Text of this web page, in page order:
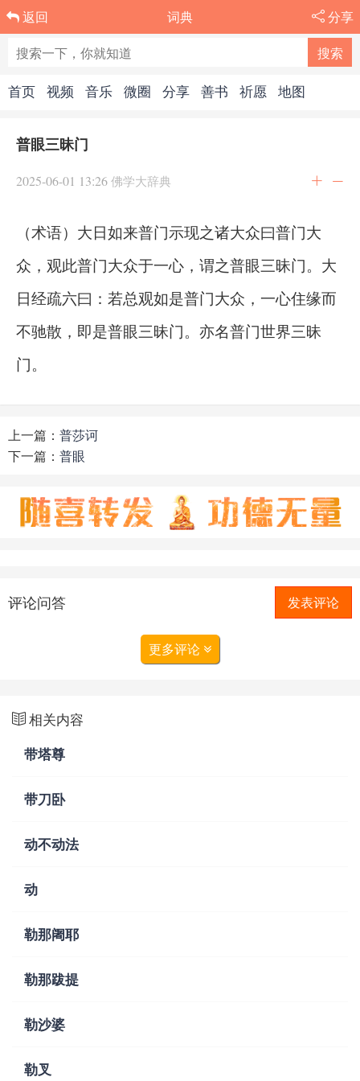
返回 词典 分享
首页 视频 音乐 微圈 分享 善书 祈愿 地图
普眼三昧门
2025-06-01 13:26 佛学大辞典
（术语）大日如来普门示现之诸大众曰普门大
众，观此普门大众于一心，谓之普眼三昧门。大
日经疏六曰：若总观如是普门大众，一心住缘而
不驰散，即是普眼三昧门。亦名普门世界三昧
门。
上一篇： 普莎诃
下一篇： 普眼
评论问答 发表评论
更多评论
相关内容
带塔尊
带刀卧
动不动法
动
勒那阇耶
勒那跋提
勒沙婆
勒叉